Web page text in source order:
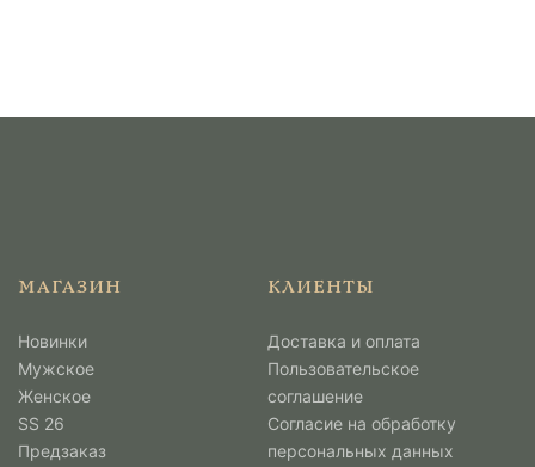
МАГАЗИН
Новинки
Мужcкое
Женское
SS 26
Предзаказ
КЛИЕНТЫ
Доставка и оплата
Пользовательское
соглашение
Согласие на обработку
персональных данных